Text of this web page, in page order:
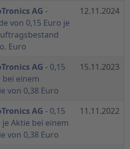
AG -
von 0,15 Euro je
Euro
12.11.2024
AG - 0,15
bei einem
von 0,38 Euro
15.11.2023
AG - 0,15
Aktie bei einem
von 0,38 Euro
11.11.2022